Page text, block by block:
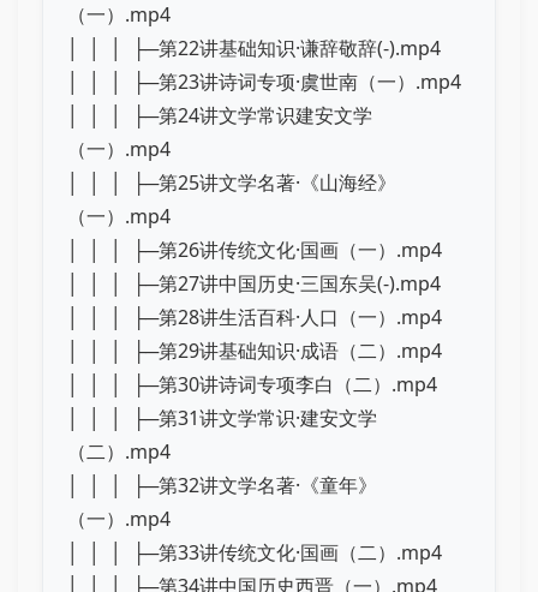
（一）.mp4
│ │ │ ├─第22讲基础知识·谦辞敬辞(-).mp4
│ │ │ ├─第23讲诗词专项·虞世南（一）.mp4
│ │ │ ├─第24讲文学常识建安文学
（一）.mp4
│ │ │ ├─第25讲文学名著·《山海经》
（一）.mp4
│ │ │ ├─第26讲传统文化·国画（一）.mp4
│ │ │ ├─第27讲中国历史·三国东吴(-).mp4
│ │ │ ├─第28讲生活百科·人口（一）.mp4
│ │ │ ├─第29讲基础知识·成语（二）.mp4
│ │ │ ├─第30讲诗词专项李白（二）.mp4
│ │ │ ├─第31讲文学常识·建安文学
（二）.mp4
│ │ │ ├─第32讲文学名著·《童年》
（一）.mp4
│ │ │ ├─第33讲传统文化·国画（二）.mp4
│ │ │ ├─第34讲中国历史西晋（一）.mp4